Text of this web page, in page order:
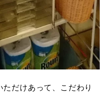
だけあって、こだわり